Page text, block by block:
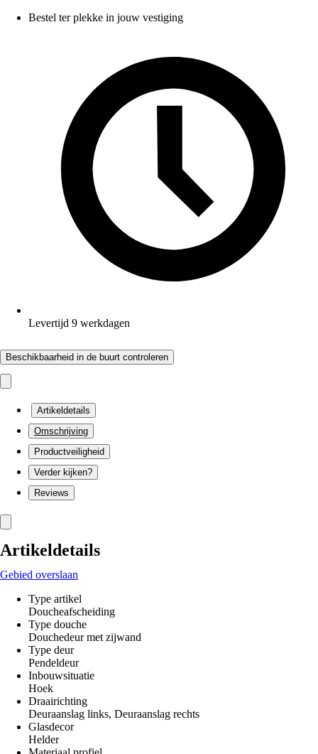
Bestel ter plekke in jouw vestiging
Levertijd 9 werkdagen
Beschikbaarheid in de buurt controleren
Artikeldetails
Omschrijving
Productveiligheid
Verder kijken?
Reviews
Artikeldetails
Gebied overslaan
Type artikel
Doucheafscheiding
Type douche
Douchedeur met zijwand
Type deur
Pendeldeur
Inbouwsituatie
Hoek
Draairichting
Deuraanslag links, Deuraanslag rechts
Glasdecor
Helder